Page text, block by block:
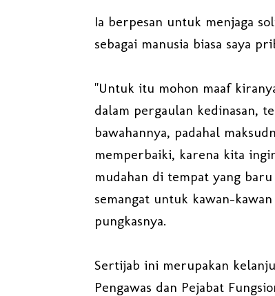
Ia berpesan untuk menjaga
sebagai manusia biasa saya
"Untuk itu mohon maaf
dalam pergaulan kedinasan,
bawahannya, padahal
memperbaiki, karena kita
mudahan di tempat yang
semangat untuk kawan-
pungkasnya.
Sertijab ini merupakan
Pengawas dan Pejabat